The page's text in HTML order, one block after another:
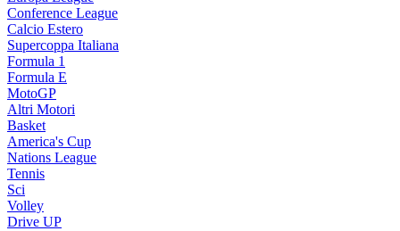
Conference League
Calcio Estero
Supercoppa Italiana
Formula 1
Formula E
MotoGP
Altri Motori
Basket
America's Cup
Nations League
Tennis
Sci
Volley
Drive UP